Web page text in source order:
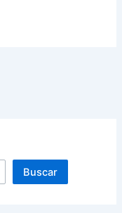
Buscar